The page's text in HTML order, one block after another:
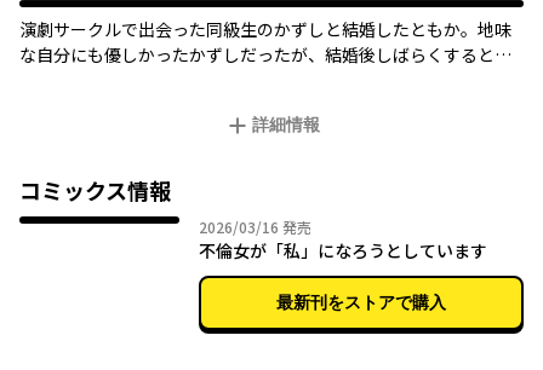
演劇サークルで出会った同級生のかずしと結婚したともか。地味
な自分にも優しかったかずしだったが、結婚後しばらくすると豹
―。え！？これってかずしと不倫してるってこと！？不倫の匂わ
しかも、アンリは次第にともかの髪型や服装をまねし始め、密会
の様子をアップしていき…。「SNSに足跡がついてるってことは
見てるんでしょ？」――これってもしかして私への宣戦布告！？夫も
不倫相手も絶対に許さない…！
詳細情報
コミックス情報
2026/03/16 2026年03月16日
発売
不倫女が「私」になろうとしています
最新刊をストアで購入